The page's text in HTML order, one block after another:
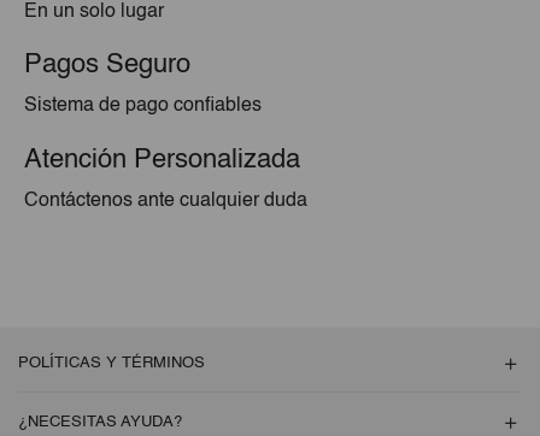
En un solo lugar
Pagos Seguro
Sistema de pago confiables
Atención Personalizada
Contáctenos ante cualquier duda
POLÍTICAS Y TÉRMINOS
¿NECESITAS AYUDA?